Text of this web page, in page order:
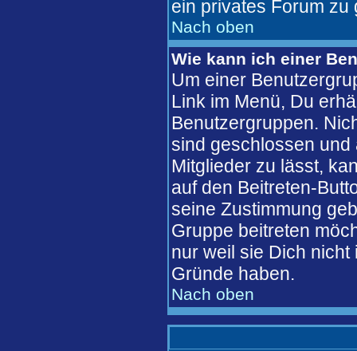
ein privates Forum zu
Nach oben
Wie kann ich einer
Um einer
Link im Menü, Du
Benutzergruppen.
sind geschlossen
Mitglieder zu lässt,
auf den Beitreten-
seine Zustimmung
Gruppe beitreten
nur weil sie Dich
Gründe haben.
Nach oben